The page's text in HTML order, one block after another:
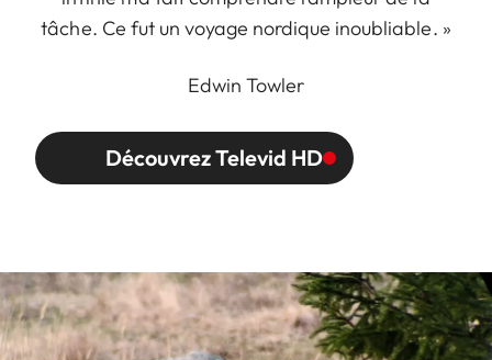
tâche. Ce fut un voyage nordique inoubliable. »
Edwin Towler
Découvrez Televid HD